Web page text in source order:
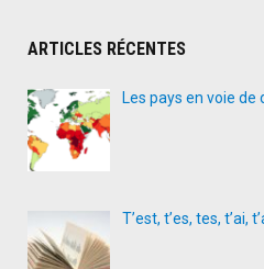
ARTICLES RÉCENTES
Les pays en voie
T’est, t’es, tes, t’ai,